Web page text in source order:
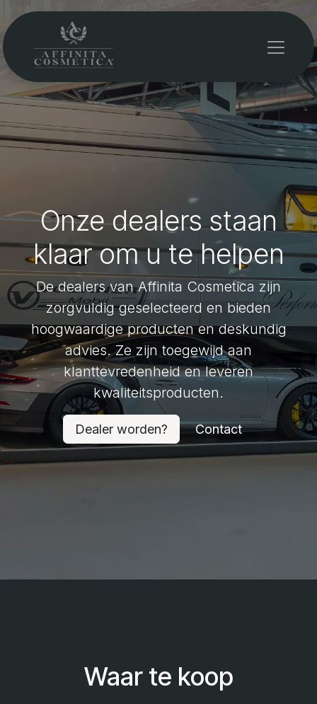
Overslaan naar inhoud
Onze dealers staan
klaar om u te helpen
De dealers van Affinita Cosmetica zijn
zorgvuldig geselecteerd en bieden
hoogwaardige producten en deskundig
advies. Ze zijn toegewijd aan
klanttevredenheid en leveren
kwaliteitsproducten.
Dealer worden? Contact
Waar te koop